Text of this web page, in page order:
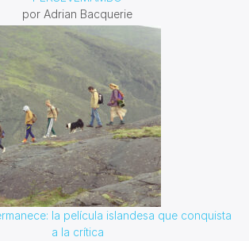
por Adrian Bacquerie
la película islandesa que conquista
a la crítica